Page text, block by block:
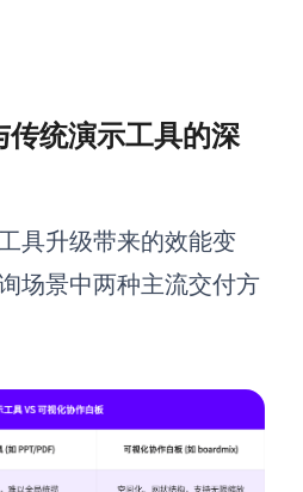
AI生成PPT
AI写作
AI对话
传统演示工具的深
具升级带来的效能变
场景中两种主流交付方